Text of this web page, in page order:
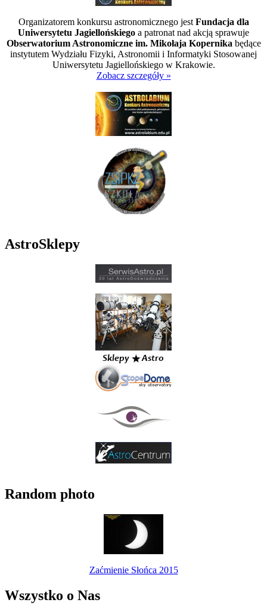
Organizatorem konkursu astronomicznego jestFundacja dla
Uniwersytetu Jagiellońskiego a patronat nad akcją sprawuje
Obserwatorium Astronomiczne im. Mikołaja Kopernikabędące
instytutem Wydziału Fizyki, Astronomii i Informatyki Stosowanej
Uniwersytetu Jagiellońskiego w Krakowie.
Zobacz szczegóły »
AstroSklepy
Random photo
Zaćmienie Słońca 2015
Wszystko o Nas